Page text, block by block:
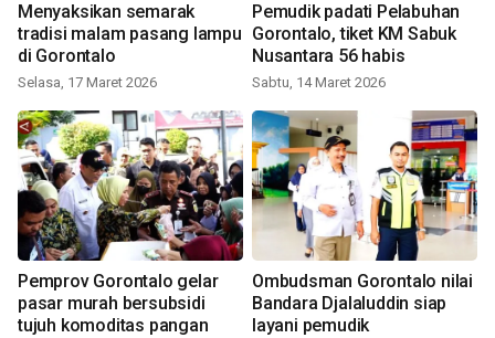
Menyaksikan semarak
tradisi malam pasang lampu
di Gorontalo
Selasa, 17 Maret 2026
Pemudik padati Pelabuhan
Gorontalo, tiket KM Sabuk
Nusantara 56 habis
Sabtu, 14 Maret 2026
Pemprov Gorontalo gelar
pasar murah bersubsidi
tujuh komoditas pangan
Ombudsman Gorontalo nilai
Bandara Djalaluddin siap
layani pemudik